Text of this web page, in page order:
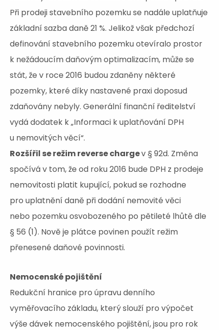
Při prodeji stavebního pozemku se nadále uplatňuje
základní sazba daně 21 %. Jelikož však předchozí
definování stavebního pozemku otevíralo prostor
k nežádoucím daňovým optimalizacím, může se
stát, že v roce 2016 budou zdaněny některé
pozemky, které díky nastavené praxi doposud
zdaňovány nebyly. Generální finanční ředitelství
vydá dodatek k „Informaci k uplatňování DPH
u nemovitých věcí“.
Rozšířil se režim reverse chargev § 92d. Změna
spočívá v tom, že od roku 2016 bude DPH z prodeje
nemovitosti platit kupující, pokud se rozhodne
pro uplatnění daně při dodání nemovité věci
nebo pozemku osvobozeného po pětileté lhůtě dle
§ 56 (1). Nově je plátce povinen použít režim
přenesené daňové povinnosti.
Nemocenské pojištění
Redukční hranice pro úpravu denního
vyměřovacího základu, který slouží pro výpočet
výše dávek nemocenského pojištění, jsou pro rok